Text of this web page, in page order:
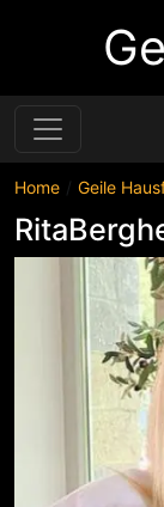
Home Geile